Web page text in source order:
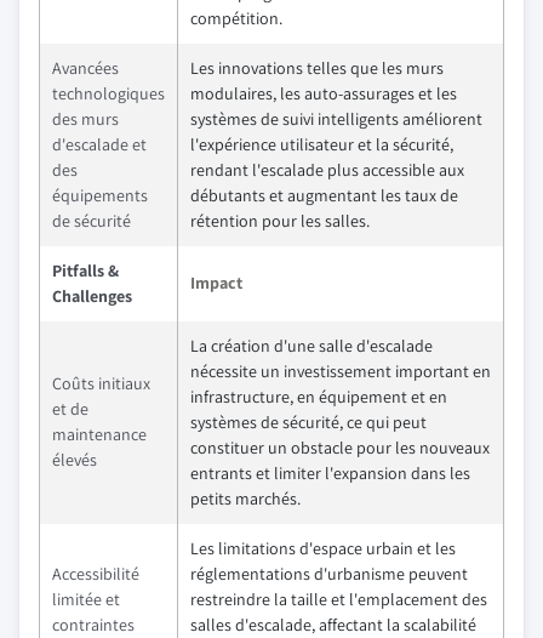
compétition.
Avancées
technologiques
des murs
d'escalade et
des
équipements
de sécurité
Les innovations telles que les murs
modulaires, les auto-assurages et les
systèmes de suivi intelligents améliorent
l'expérience utilisateur et la sécurité,
rendant l'escalade plus accessible aux
débutants et augmentant les taux de
rétention pour les salles.
Pitfalls &
Challenges
Impact
Coûts initiaux
et de
maintenance
élevés
La création d'une salle d'escalade
nécessite un investissement important en
infrastructure, en équipement et en
systèmes de sécurité, ce qui peut
constituer un obstacle pour les nouveaux
entrants et limiter l'expansion dans les
petits marchés.
Accessibilité
limitée et
contraintes
Les limitations d'espace urbain et les
réglementations d'urbanisme peuvent
restreindre la taille et l'emplacement des
salles d'escalade, affectant la scalabilité